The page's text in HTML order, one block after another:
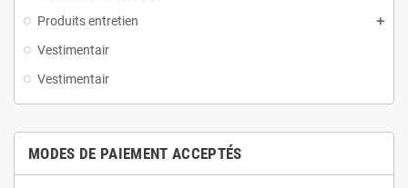
Produits entretien
Vestimentair
Vestimentair
MODES DE PAIEMENT ACCEPTÉS